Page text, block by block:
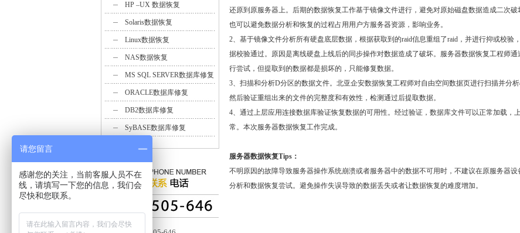
HP –UX 数据恢复
Solaris数据恢复
Linux数据恢复
NAS数据恢复
MS SQL SERVER数据库修复
ORACLE数据库修复
DB2数据库修复
SyBASE数据库修复
还原到原服务器上。后期的数据恢复工作基于镜像文件进行，避免对原始磁盘数据造成二次破
也可以避免数据分析和恢复的过程占用用户方服务器资源，影响业务。
2、基于镜像文件分析所有硬盘底层数据，根据获取到的raid信息重组了raid，并进行抑或校验
据校验通过。原因是离线硬盘上线后的同步操作对数据造成了破坏。服务器数据恢复工程师通
行尝试，但提取到的数据都是损坏的，只能修复数据。
3、扫描和分析D分区的数据文件。北亚企安数据恢复工程师对自由空间数据页进行扫描并分析
然后验证重组出来的文件的完整度和有效性，检测通过后提取数据。
4、通过上层应用连接数据库验证恢复数据的可用性。经过验证，数据库文件可以正常加载，
常。本次服务器数据恢复工作完成。
服务器数据恢复Tips：
不明原因的故障导致服务器操作系统崩溃或者服务器中的数据不可用时，不建议在原服务器设
分析和数据恢复尝试。避免操作失误导致的数据丢失或者让数据恢复的难度增加。
请您留言
感谢您的关注，当前客服人员不在
线，请填写一下您的信息，我们会
尽快和您联系。